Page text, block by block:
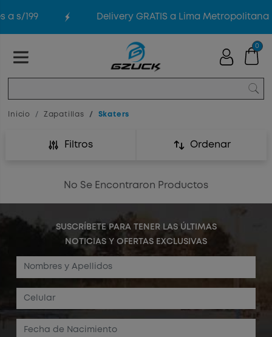
199 Delivery GRATIS a Lima Metropolitana
0
Inicio Zapatillas Skaters
Filtros Ordenar
No Se Encontraron Productos
SUSCRÍBETE PARA TENER LAS ÚLTIMAS
NOTICIAS Y OFERTAS EXCLUSIVAS